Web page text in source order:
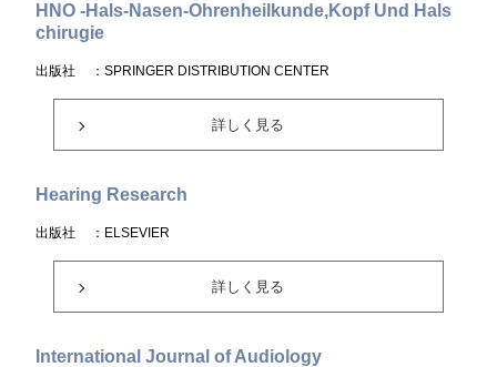
HNO -Hals-Nasen-Ohrenheilkunde,Kopf Und Hals
chirugie
出版社 ：SPRINGER DISTRIBUTION CENTER
詳しく見る
Hearing Research
出版社 ：ELSEVIER
詳しく見る
International Journal of Audiology